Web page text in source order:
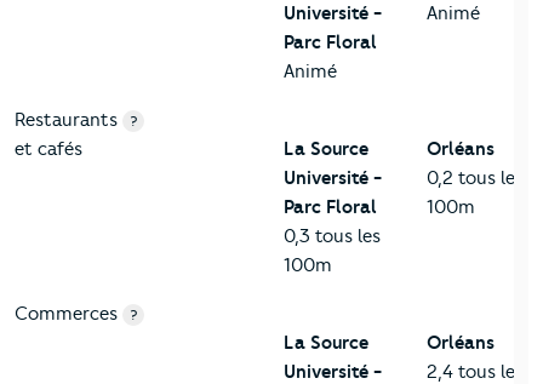
Université -
Parc Floral
Animé
Animé
Restaurants
et cafés
?
La Source
Université -
Parc Floral
0,3 tous les
100m
Orléans
0,2 tous les
100m
Commerces ?
La Source
Université -
Orléans
2,4 tous les